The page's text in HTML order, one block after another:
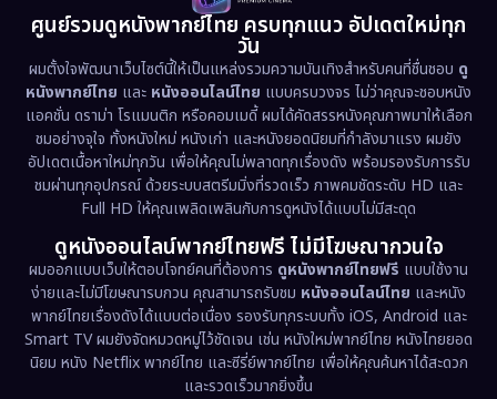
Disaster (13)
Disney+ (5)
Documentary สารคดี (93)
Drama ดราม่า (1,460)
Dystopian (17)
Emotional (61)
Epic มหากาพย์ (218)
Erotic (36)
1978
1974
1962
ศูนย์รวมดูหนังพากย์ไทย ครบทุกแนว อัปเดตใหม่ทุก
วัน
ผมตั้งใจพัฒนาเว็บไซต์นี้ให้เป็นแหล่งรวมความบันเทิงสำหรับคนที่ชื่นชอบ ดู
หนังพากย์ไทย และ หนังออนไลน์ไทย แบบครบวงจร ไม่ว่าคุณจะชอบหนัง
แอคชั่น ดราม่า โรแมนติก หรือคอมเมดี้ ผมได้คัดสรรหนังคุณภาพมาให้เลือก
ชมอย่างจุใจ ทั้งหนังใหม่ หนังเก่า และหนังยอดนิยมที่กำลังมาแรง ผมยัง
อัปเดตเนื้อหาใหม่ทุกวัน เพื่อให้คุณไม่พลาดทุกเรื่องดัง พร้อมรองรับการรับ
ชมผ่านทุกอุปกรณ์ ด้วยระบบสตรีมมิ่งที่รวดเร็ว ภาพคมชัดระดับ HD และ
Full HD ให้คุณเพลิดเพลินกับการดูหนังได้แบบไม่มีสะดุด
ดูหนังออนไลน์พากย์ไทยฟรี ไม่มีโฆษณากวนใจ
ผมออกแบบเว็บให้ตอบโจทย์คนที่ต้องการ ดูหนังพากย์ไทยฟรี แบบใช้งาน
ง่ายและไม่มีโฆษณารบกวน คุณสามารถรับชม หนังออนไลน์ไทย และหนัง
พากย์ไทยเรื่องดังได้แบบต่อเนื่อง รองรับทุกระบบทั้ง iOS, Android และ
Smart TV ผมยังจัดหมวดหมู่ไว้ชัดเจน เช่น หนังใหม่พากย์ไทย หนังไทยยอด
นิยม หนัง Netflix พากย์ไทย และซีรี่ย์พากย์ไทย เพื่อให้คุณค้นหาได้สะดวก
และรวดเร็วมากยิ่งขึ้น